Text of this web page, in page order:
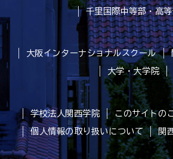
千里国際中等部・高
大阪インターナショナルスクール
大学・大学院
学校法人関西学院
このサイトの
個人情報の取り扱いについて
関